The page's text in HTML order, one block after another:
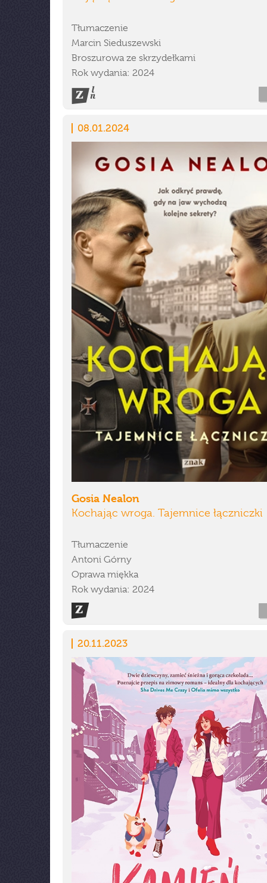
Tłumaczenie
Marcin Sieduszewski
Broszurowa ze skrzydełkami
Rok wydania: 2024
08.01.2024
Gosia Nealon
Kochając wroga. Tajemnice łączniczki
Tłumaczenie
Antoni Górny
Oprawa miękka
Rok wydania: 2024
20.11.2023